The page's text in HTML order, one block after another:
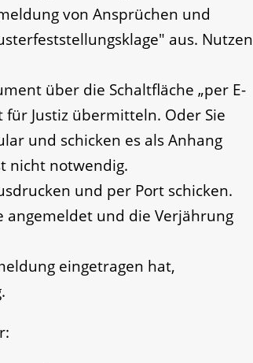
von Ansprüchen und
aus. Nutzen
über die Schaltfläche „per E-
für Justiz übermitteln. Oder Sie
und schicken es als Anhang
nicht notwendig.
und per Port schicken.
angemeldet und die Verjährung
eingetragen hat,